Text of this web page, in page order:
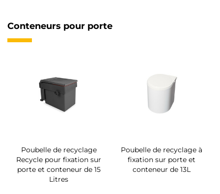
Conteneurs pour porte
Poubelle de recyclage
Recycle pour fixation sur
porte et conteneur de 15
Litres
Poubelle de recyclage à
fixation sur porte et
conteneur de 13L